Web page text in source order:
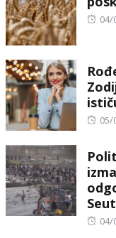
04/
05/
04/